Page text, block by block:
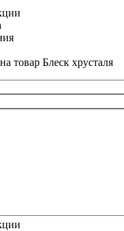
товар Блеск хрусталя